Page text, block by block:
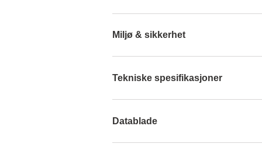
Miljø & sikkerhet
Tekniske spesifikasjoner
Datablade